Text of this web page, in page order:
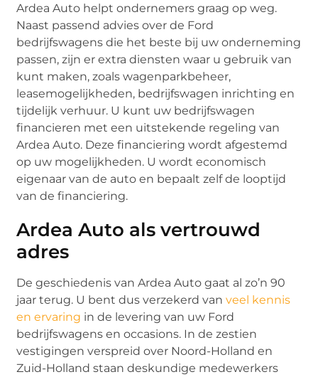
Ardea Auto helpt ondernemers graag op weg.
Naast passend advies over de Ford
bedrijfswagens die het beste bij uw onderneming
passen, zijn er extra diensten waar u gebruik van
kunt maken, zoals wagenparkbeheer,
leasemogelijkheden, bedrijfswagen inrichting en
tijdelijk verhuur. U kunt uw bedrijfswagen
financieren met een uitstekende regeling van
Ardea Auto. Deze financiering wordt afgestemd
op uw mogelijkheden. U wordt economisch
eigenaar van de auto en bepaalt zelf de looptijd
van de financiering.
Ardea Auto als vertrouwd
adres
De geschiedenis van Ardea Auto gaat al zo’n 90
jaar terug. U bent dus verzekerd vanveel kennis
en ervaring in de levering van uw Ford
bedrijfswagens en occasions. In de zestien
vestigingen verspreid over Noord-Holland en
Zuid-Holland staan deskundige medewerkers